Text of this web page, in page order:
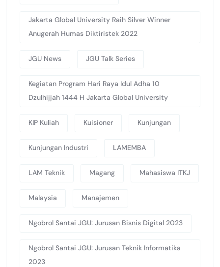
Jakarta Global University Raih Silver Winner
Anugerah Humas Diktiristek 2022
JGU News JGU Talk Series
Kegiatan Program Hari Raya Idul Adha 10
Dzulhijjah 1444 H Jakarta Global University
KIP Kuliah Kuisioner Kunjungan
Kunjungan Industri LAMEMBA
LAM Teknik Magang Mahasiswa ITKJ
Malaysia Manajemen
Ngobrol Santai JGU: Jurusan Bisnis Digital 2023
Ngobrol Santai JGU: Jurusan Teknik Informatika
2023